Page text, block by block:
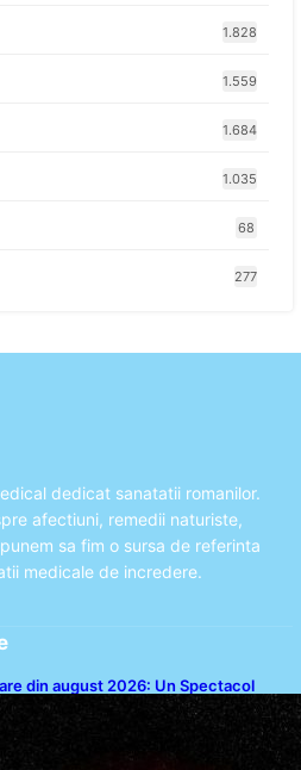
1.828
1.559
1.684
1.035
68
277
dedicat sanatatii romanilor.
afectiuni, remedii naturiste,
sa fim o sursa de referinta
medicale de incredere.
din august 2026: Un Spectacol
Cerul României